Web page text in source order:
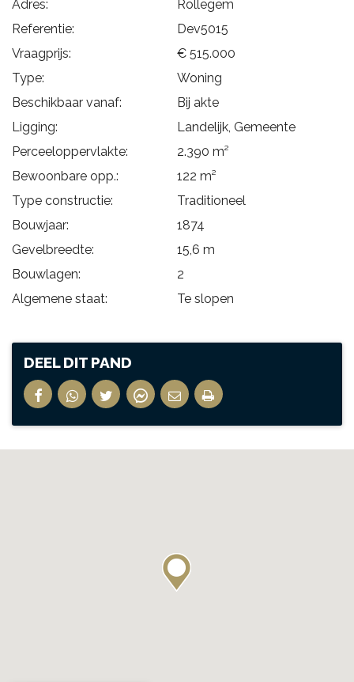
Adres:
Rollegem
Referentie:
Dev5015
Vraagprijs:
€ 515.000
Type:
Woning
Beschikbaar vanaf:
Bij akte
Ligging:
Landelijk, Gemeente
Perceeloppervlakte:
2.390 m²
Bewoonbare opp.:
122 m²
Type constructie:
Traditioneel
Bouwjaar:
1874
Gevelbreedte:
15,6 m
Bouwlagen:
2
Algemene staat:
Te slopen
DEEL DIT PAND